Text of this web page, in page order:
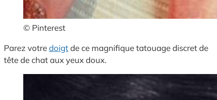
© Pinterest
Parez votredoigtde ce magnifique tatouage discret de
tête de chat aux yeux doux.